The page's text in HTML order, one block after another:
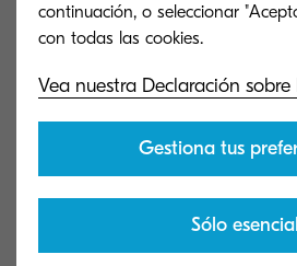
continuación, o seleccionar
Vea nuestra Declaración sobre
Gestiona tus
Sólo esencial